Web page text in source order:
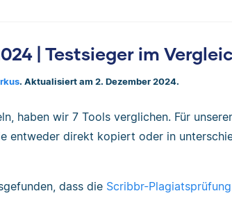
| Testsieger im
. Aktualisiert am 2. Dezember 2024.
haben wir 7 Tools verglichen. Für
entweder direkt kopiert oder in
dass die Scribbr-Plagiatsprüfung